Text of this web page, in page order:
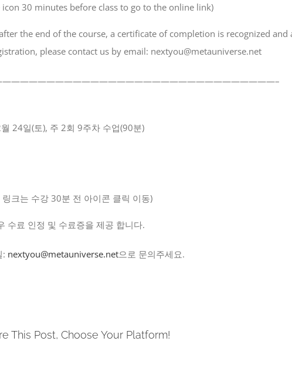
icon 30 minutes before class to go to the online link)
the end of the course, a certificate of completion is recognized
please contact us by email: nextyou@metauniverse.net
24일(토), 주 2회 9주차 수업(90분)
크는 수강 30분 전 아이콘 클릭 이동)
수료 인정 및 수료증을 제공 합니다.
: nextyou@metauniverse.net으로 문의주세요.
This Post, Choose Your Platform!